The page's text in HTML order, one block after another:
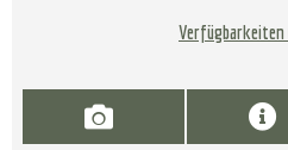
Verfügbarkeiten